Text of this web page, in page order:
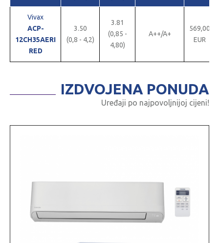
Vivax
ACP-
12CH35AERI
RED
3.50
(0,8 - 4,2)
3.81
(0,85 -
4,80)
A++/A+
569,00
EUR
IZDVOJENA PONUDA
Uređaji po najpovoljnijoj cijeni!